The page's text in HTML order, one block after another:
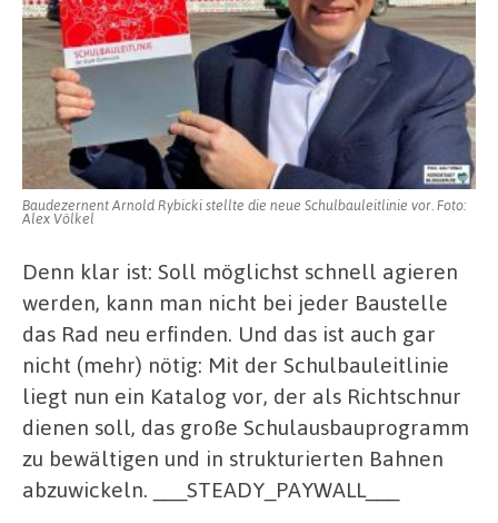
Baudezernent Arnold Rybicki stellte die neue Schulbauleitlinie vor. Foto:
Alex Völkel
Denn klar ist: Soll möglichst schnell agieren
werden, kann man nicht bei jeder Baustelle
das Rad neu erfinden. Und das ist auch gar
nicht (mehr) nötig: Mit der Schulbauleitlinie
liegt nun ein Katalog vor, der als Richtschnur
dienen soll, das große Schulausbauprogramm
zu bewältigen und in strukturierten Bahnen
abzuwickeln. ___STEADY_PAYWALL___